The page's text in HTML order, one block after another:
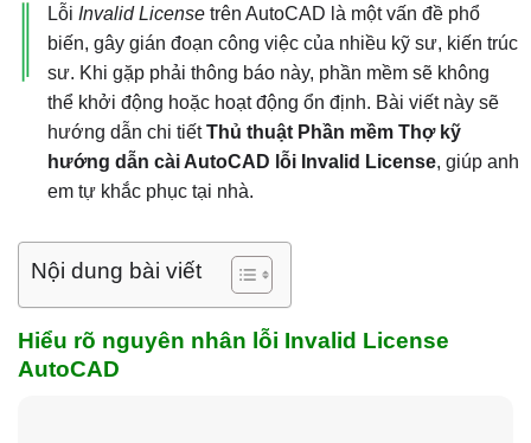
Lỗi Invalid License trên AutoCAD là một vấn đề phổ
biến, gây gián đoạn công việc của nhiều kỹ sư, kiến trúc
sư. Khi gặp phải thông báo này, phần mềm sẽ không
thể khởi động hoặc hoạt động ổn định. Bài viết này sẽ
hướng dẫn chi tiếtThủ thuật Phần mềm Thợ kỹ
hướng dẫn cài AutoCAD lỗi Invalid License, giúp anh
em tự khắc phục tại nhà.
Nội dung bài viết
Hiểu rõ nguyên nhân lỗi Invalid License
AutoCAD